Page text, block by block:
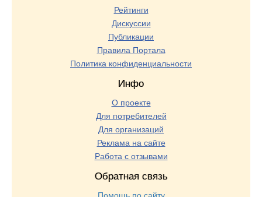
Рейтинги
Дискуссии
Публикации
Правила Портала
Политика конфиденциальности
Инфо
О проекте
Для потребителей
Для организаций
Реклама на сайте
Работа с отзывами
Обратная связь